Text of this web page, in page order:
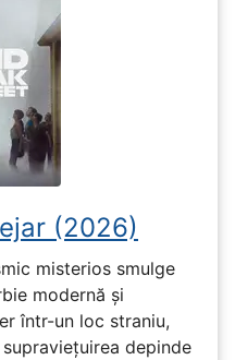
(2026)
misterios smulge
modernă și
într-un loc straniu,
depinde